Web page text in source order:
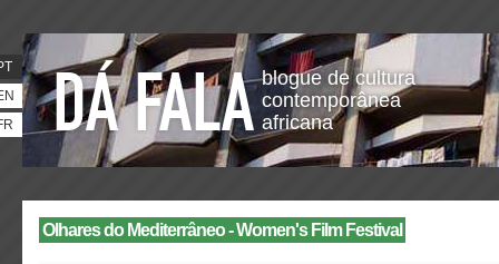
blogue de cultura
contemporânea
africana
Olhares do Mediterrâneo - Women's Film Festival